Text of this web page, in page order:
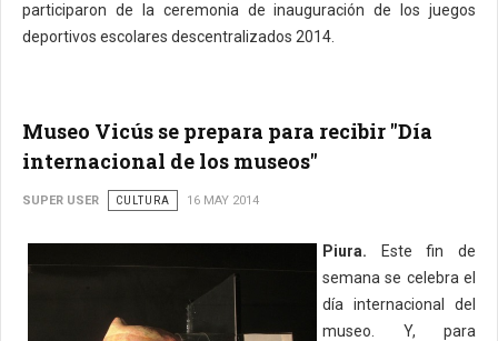
participaron de la ceremonia de inauguración de los juegos
deportivos escolares descentralizados 2014.
Museo Vicús se prepara para recibir "Día
internacional de los museos"
SUPER USER CULTURA 16 MAY 2014
Piura. Este fin de
semana se celebra el
día internacional del
museo. Y, para